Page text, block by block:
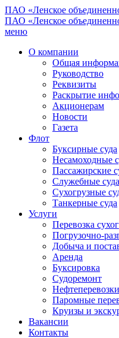
ПАО «Ленское
ПАО «Ленское
меню
О компании
Общая
Руководство
Реквизиты
Раскрытие
Акционерам
Новости
Газета
Флот
Буксирные суда
Несамоходные
Пассажирские
Служебные суда
Сухогрузные
Танкерные суда
Услуги
Перевозка
Погрузочно-
Добыча и
Аренда
Буксировка
Судоремонт
Нефтеперевозки
Паромные
Круизы и
Вакансии
Контакты